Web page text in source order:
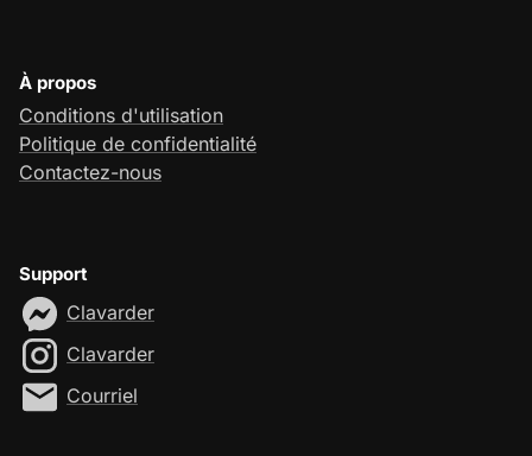
À propos
Conditions d'utilisation
Politique de confidentialité
Contactez-nous
Support
Clavarder
Clavarder
Courriel